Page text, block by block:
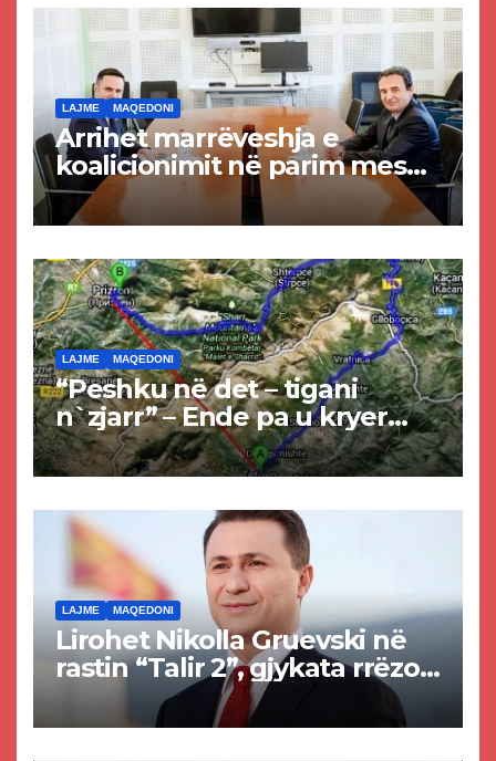
LAJME MAQEDONI
Arrihet marrëveshja e
koalicionimit në parim mes
Kurtit dhe Abdixhikut
LAJME MAQEDONI
“Peshku në det – tigani
n`zjarr” – Ende pa u kryer
projekti i tunelit, komuna e
Tetovës nis punimet për
LAJME MAQEDONI
Lirohet Nikolla Gruevski në
rastin “Talir 2”, gjykata rrëzon
akuzat për ndërtimin e
paligjshëm të selisë së